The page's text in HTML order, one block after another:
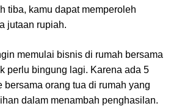
tiba, kamu dapat memperoleh
jutaan rupiah.
memulai bisnis di rumah bersama
perlu bingung lagi. Karena ada 5
bersama orang tua di rumah yang
dalam menambah penghasilan.